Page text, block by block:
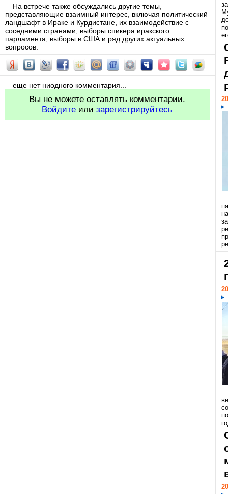
На встрече также обсуждались другие темы,
представляющие взаимный интерес, включая политический
ландшафт в Ираке и Курдистане, их взаимодействие с
соседними странами, выборы спикера иракского
парламента, выборы в США и ряд других актуальных
вопросов.
еще нет ниодного комментария...
Вы не можете оставлять комментарии.
Войдите илизарегистрируйтесь